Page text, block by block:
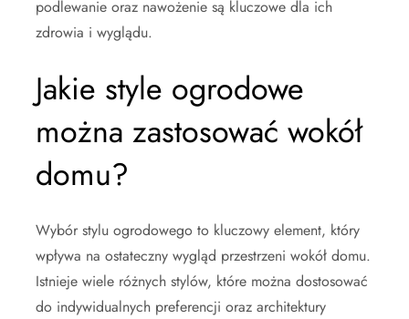
podlewanie oraz nawożenie są kluczowe dla ich
zdrowia i wyglądu.
Jakie style ogrodowe
można zastosować wokół
domu?
Wybór stylu ogrodowego to kluczowy element, który
wpływa na ostateczny wygląd przestrzeni wokół domu.
Istnieje wiele różnych stylów, które można dostosować
do indywidualnych preferencji oraz architektury